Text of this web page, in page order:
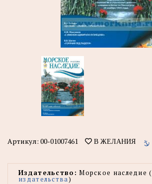
Артикул: 00-01007461 В ЖЕЛАНИЯ
Издательство: Морское наследие (
издательства)